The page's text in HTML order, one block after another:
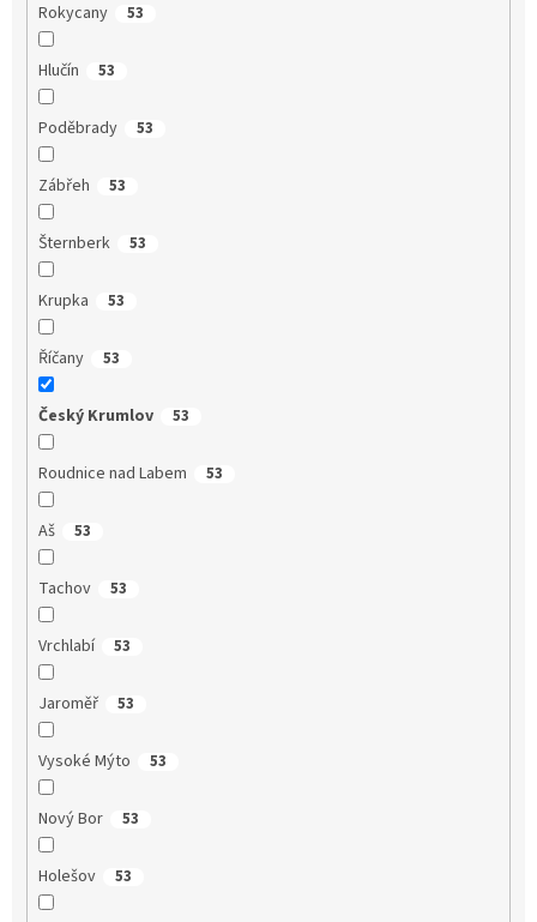
Rokycany 53
Hlučín 53
Poděbrady 53
Zábřeh 53
Šternberk 53
Krupka 53
Říčany 53
Český Krumlov 53
Roudnice nad Labem 53
Aš 53
Tachov 53
Vrchlabí 53
Jaroměř 53
Vysoké Mýto 53
Nový Bor 53
Holešov 53